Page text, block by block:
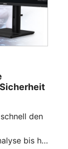
den
bis hin